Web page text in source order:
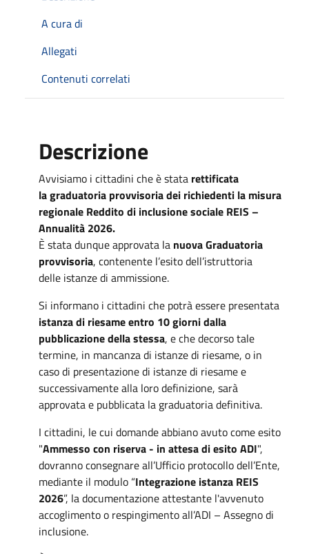
A cura di
Allegati
Contenuti correlati
Descrizione
Avvisiamo i cittadini che è stata rettificata
la graduatoria provvisoria dei richiedenti la misura
regionale Reddito di inclusione sociale REIS –
Annualità 2026.
È stata dunque approvata la nuova Graduatoria
provvisoria, contenente l’esito dell’istruttoria
delle istanze di ammissione.
Si informano i cittadini che potrà essere presentata
istanza di riesame entro 10 giorni dalla
pubblicazione della stessa, e che decorso tale
termine, in mancanza di istanze di riesame, o in
caso di presentazione di istanze di riesame e
successivamente alla loro definizione, sarà
approvata e pubblicata la graduatoria definitiva.
I cittadini, le cui domande abbiano avuto come esito
"Ammesso con riserva - in attesa di esito ADI",
dovranno consegnare all’Ufficio protocollo dell’Ente,
mediante il modulo “Integrazione istanza REIS
2026”, la documentazione attestante l'avvenuto
accoglimento o respingimento all’ADI – Assegno di
inclusione.